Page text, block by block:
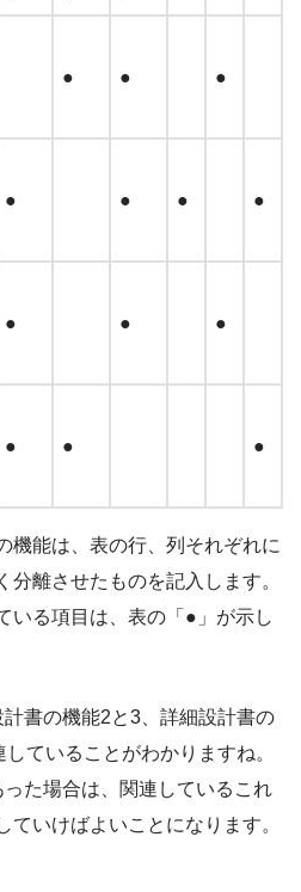
● ● ●
● ● ● ●
● ● ●
● ● ●
機能は、表の行、列それぞれに
離させたものを記入します。
いる項目は、表の「●」が示し
書の機能2と3、詳細設計書の
ていることがわかりますね。
た場合は、関連しているこれ
ていけばよいことになります。